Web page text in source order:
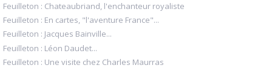
Feuilleton : Chateaubriand, l'enchanteur royaliste
Feuilleton : En cartes, "l'aventure France"...
Feuilleton : Jacques Bainville...
Feuilleton : Léon Daudet...
Feuilleton : Une visite chez Charles Maurras